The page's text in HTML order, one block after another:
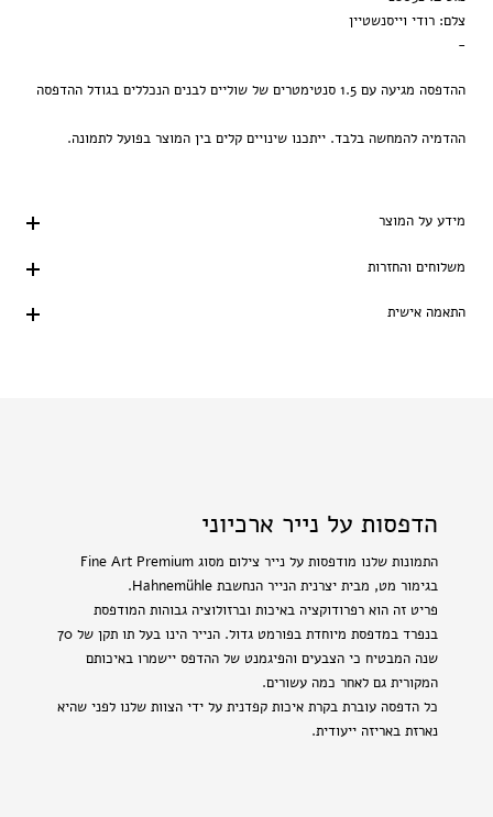
צלם: רודי וייסנשטיין
-
ההדפסה מגיעה עם 1.5 סנטימטרים של שוליים לבנים הנכללים בגודל ההדפסה
ההדמיה להמחשה בלבד. ייתכנו שינויים קלים בין המוצר בפועל לתמונה.
מידע על המוצר
משלוחים והחזרות
התאמה אישית
הדפסות על נייר ארכיוני
התמונות שלנו מודפסות על נייר צילום מסוג Fine Art Premium
בגימור מט, מבית יצרנית הנייר הנחשבת Hahnemühle.
פריט זה הוא רפרודוקציה באיכות וברזולוציה גבוהות המודפסת
בנפרד במדפסת מיוחדת בפורמט גדול. הנייר הינו בעל תו תקן של 70
שנה המבטיח כי הצבעים והפיגמנט של ההדפס יישמרו באיכותם
המקורית גם לאחר כמה עשורים.
כל הדפסה עוברת בקרת איכות קפדנית על ידי הצוות שלנו לפני שהיא
נארזת באריזה ייעודית.